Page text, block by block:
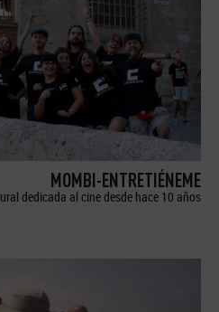
MOMBI-ENTRETIÉNEME
dedicada al cine desde hace 10 años